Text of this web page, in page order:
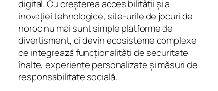
digital. Cu creșterea accesibilității și a
inovației tehnologice, site-urile de jocuri de
noroc nu mai sunt simple platforme de
divertisment, ci devin ecosisteme complexe
ce integrează funcționalități de securitate
înalte, experiențe personalizate și măsuri de
responsabilitate socială.